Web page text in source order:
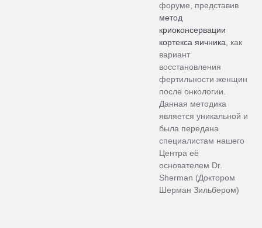
форуме, представив
метод
криоконсервации
кортекса яичника , как
вариант
восстановления
фертильности женщин
после онкологии.
Данная методика
является уникальной и
была передана
специалистам нашего
Центра её
основателем Dr.
Sherman (Доктором
Шерман Зильбером)